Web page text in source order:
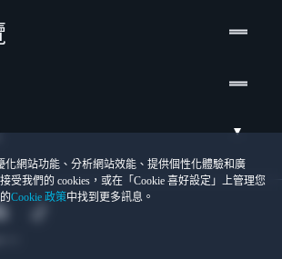
化網站功能、分析網站效能、提供個性化體驗和廣
受我們的 cookies，或在「Cookie 喜好設定」上管理您
Cookie 政策中找到更多訊息。